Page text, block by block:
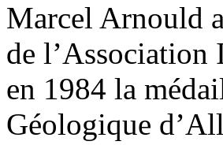
Marcel Arnould
de l’Association
en 1984 la
Géologique